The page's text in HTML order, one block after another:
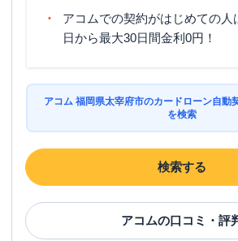
アコムでの契約がはじめての人
日から最大30日間金利0円！
アコム 福岡県太宰府市のカードローン自動
を検索
検索する
アコムの口コミ・評